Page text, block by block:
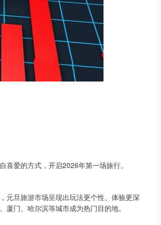
爱的方式，开启2026年第一场旅行。
元旦旅游市场呈现出玩法更个性、体验更深
门、哈尔滨等城市成为热门目的地。